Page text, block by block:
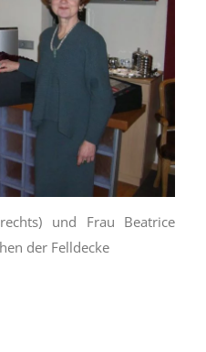
und Frau Beatrice
der Felldecke